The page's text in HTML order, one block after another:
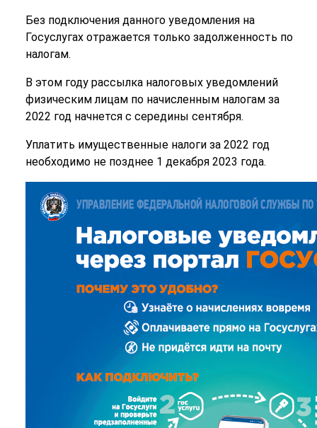
Без подключения данного уведомления на
Госуслугах отражается только задолженность по
налогам.
В этом году рассылка налоговых уведомлений
физическим лицам по начисленным налогам за
2022 год начнется с середины сентября.
Уплатить имущественные налоги за 2022 год
необходимо не позднее 1 декабря 2023 года.